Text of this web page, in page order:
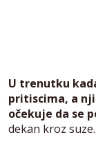
U trenutku
pritiscima, a
očekuje da se
dekan kroz suze.